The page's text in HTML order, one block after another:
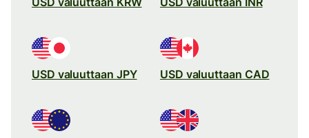
USD valuuttaan JPY USD valuuttaan CAD